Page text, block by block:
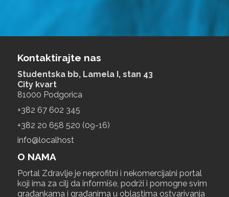
Kontaktirajte nas
Studentska bb, Lamela I, stan 43
City kvart
81000 Podgorica
+‎382 67 602 345
+‎382 20 658 520 (09-16)
info@localhost
O NAMA
Portal Zdravlje je neprofitni i nekomercijalni portal
koji ima za cilj da informiše, podrži i pomogne svim
građankama i građanima u oblastima ostvarivanja